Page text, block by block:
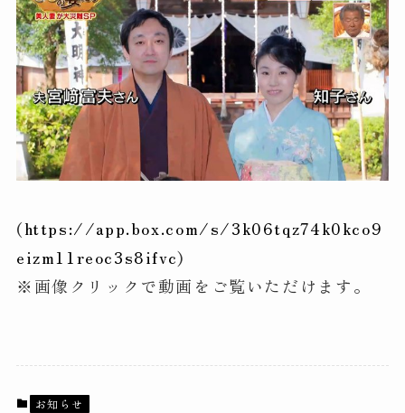
(https://app.box.com/s/3k06tqz74k0kco9
eizm11reoc3s8ifvc)
※画像クリックで動画をご覧いただけます。
お知らせ